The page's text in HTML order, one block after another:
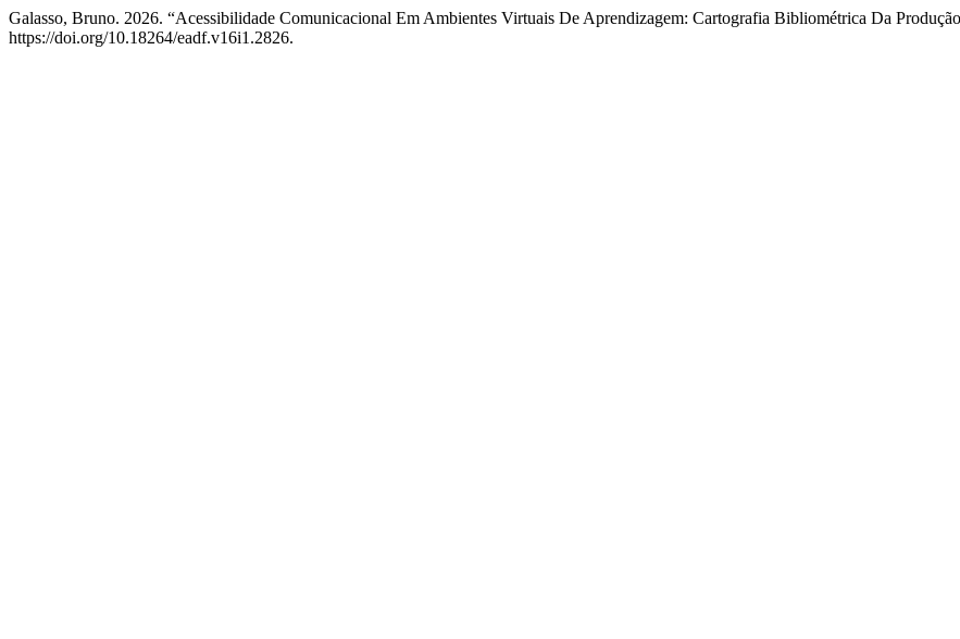
Galasso, Bruno. 2026. “Acessibilidade Comunicacional Em Ambientes Virtuais De Aprendizagem: Cartografia Bibliométrica Da
https://doi.org/10.18264/eadf.v16i1.2826.